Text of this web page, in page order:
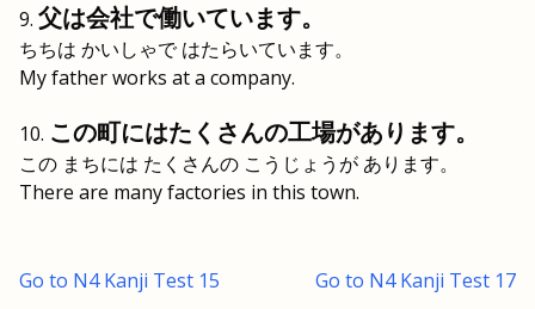
父は会社で働いています。
ちちは かいしゃで はたらいています。
My father works at a company.
この町にはたくさんの工場があります。
この まちには たくさんの こうじょうが あります。
There are many factories in this town.
Go to N4 Kanji Test 15 Go to N4 Kanji Test 17